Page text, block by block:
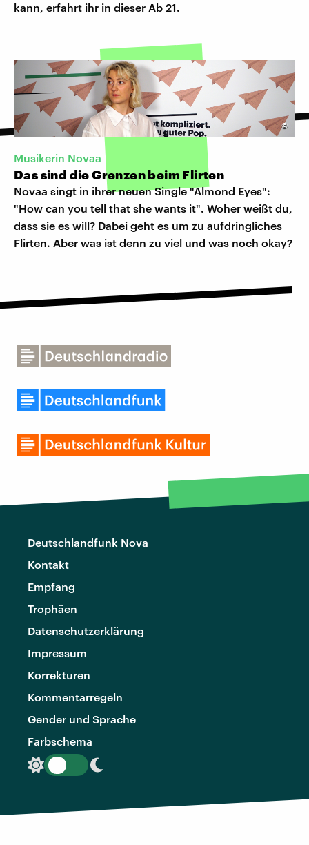
kann, erfahrt ihr in dieser Ab 21.
©
Musikerin Novaa
Das sind die Grenzen beim Flirten
Novaa singt in ihrer neuen Single "Almond Eyes":
"How can you tell that she wants it". Woher weißt du,
dass sie es will? Dabei geht es um zu aufdringliches
Flirten. Aber was ist denn zu viel und was noch okay?
Deutschlandfunk Nova
Kontakt
Empfang
Trophäen
Datenschutzerklärung
Impressum
Korrekturen
Kommentarregeln
Gender und Sprache
Farbschema